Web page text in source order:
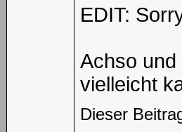
EDIT:
Achso
vielleicht
Dieser